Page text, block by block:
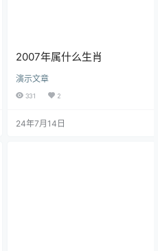
2007年属什么生肖
演示文章
331 2
24年7月14日